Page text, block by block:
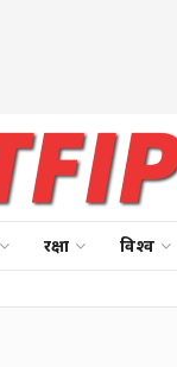
रक्षा विश्व